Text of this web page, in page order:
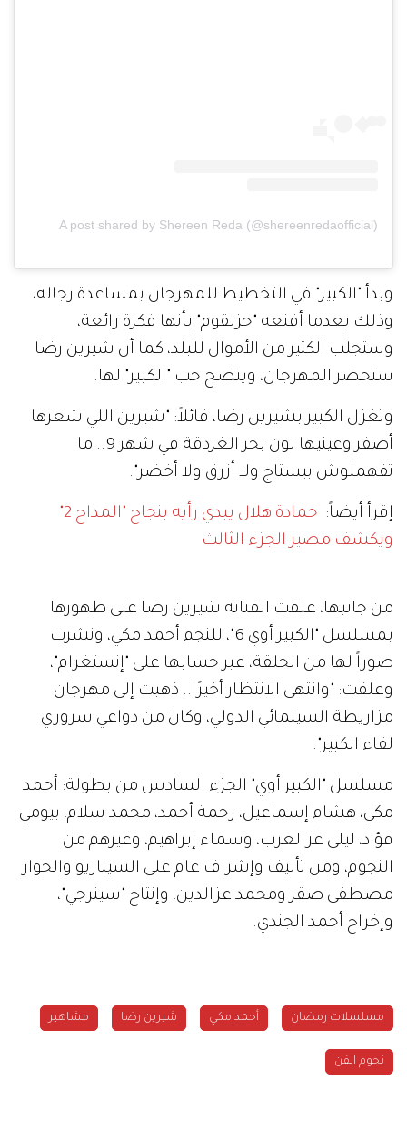
A post shared by Shereen Reda (@shereenredaofficial)
وبدأ "الكبير" في التخطيط للمهرجان بمساعدة رجاله،
وذلك بعدما أقنعه "حزلقوم" بأنها فكرة رائعة،
وستجلب الكثير من الأموال للبلد، كما أن شيرين رضا
ستحضر المهرجان، ويتضح حب "الكبير" لها.
وتغزل الكبير بشيرين رضا، قائلاً: "شيرين اللي شعرها
أصفر وعينيها لون بحر الغردقة في شهر 9.. ما
تفهملوش بيستاج ولا أزرق ولا أخضر".
إقرأ أيضاً:
حمادة هلال يبدي رأيه بنجاح "المداح 2"
ويكشف مصير الجزء الثالث
من جانبها، علقت الفنانة شيرين رضا على ظهورها
بمسلسل "الكبير أوي 6"، للنجم أحمد مكي، ونشرت
صوراً لها من الحلقة، عبر حسابها على "إنستغرام"،
وعلقت: "وانتهى الانتظار أخيرًا.. ذهبت إلى مهرجان
مزاريطة السينمائي الدولي، وكان من دواعي سروري
لقاء الكبير".
مسلسل "الكبير أوي" الجزء السادس من بطولة: أحمد
مكي، هشام إسماعيل، رحمة أحمد، محمد سلام، بيومي
فؤاد، ليلى عزالعرب، وسماء إبراهيم، وغيرهم من
النجوم، ومن تأليف وإشراف عام على السيناريو والحوار
مصطفى صقر ومحمد عزالدين، وإنتاج "سينرجي"،
وإخراج أحمد الجندي.
مسلسلات رمضان أحمد مكي مشاهير
نجوم الفن